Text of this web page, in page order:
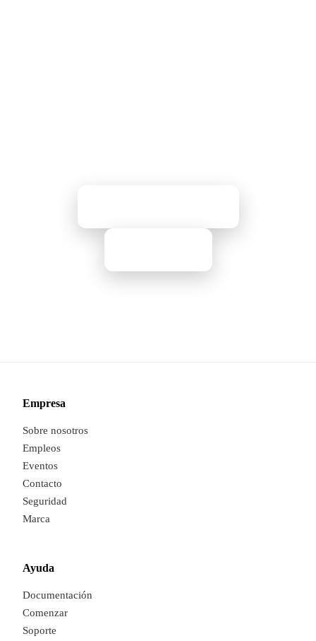
Empresa
Sobre nosotros
Empleos
Eventos
Contacto
Seguridad
Marca
Ayuda
Documentación
Comenzar
Soporte